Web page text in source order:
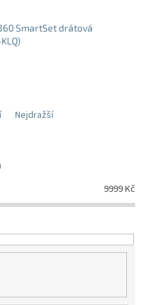
SmartSet drátová
Nejdražší
9999Kč